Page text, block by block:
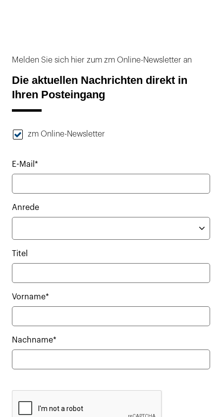
Melden Sie sich hier zum zm Online-Newsletter an
Die aktuellen Nachrichten direkt in
Ihren Posteingang
zm Online-Newsletter
E-Mail*
Anrede
Titel
Vorname*
Nachname*